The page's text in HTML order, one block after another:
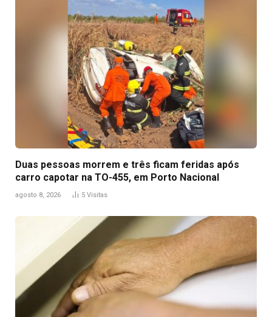
Duas pessoas morrem e três ficam feridas após
carro capotar na TO-455, em Porto Nacional
agosto 8, 2026 5 Visitas